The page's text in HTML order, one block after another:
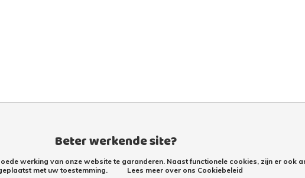
Beter werkende site?
werking van onze website te garanderen. Naast functionele cookies, zijn er
met uw toestemming.
Lees meer over ons Cookiebeleid